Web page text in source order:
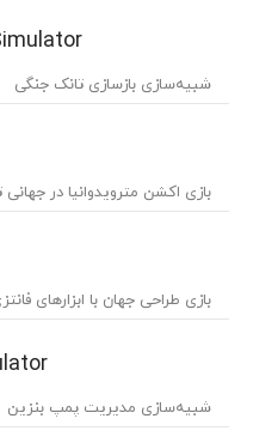
شبیه‌سازی بازسازی تانک جنگی
بازی اکشن مترویدوانیا در جهانی
بازی طراحی جهان با ابزارهای
شبیه‌سازی مدیریت پمپ بنزین